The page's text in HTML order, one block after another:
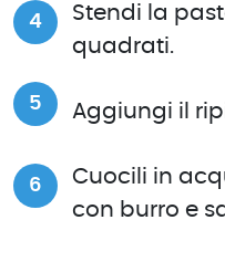
Stendi la
quadrati.
Aggiungi il
Cuocili in
con burro e